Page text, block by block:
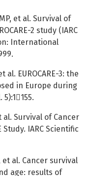
et al. Survival of
2 study (IARC
International
al. EUROCARE-3: the
in Europe during
al. Survival of Cancer
Study. IARC Scientific
et al. Cancer survival
age: results of